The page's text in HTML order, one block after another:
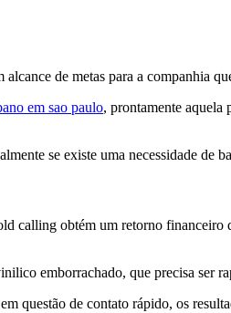
de metas para a companhia
em sao paulo, prontamente aquela
se existe uma necessidade de
calling obtém um retorno
emborrachado, que precisa ser
questão de contato rápido, os